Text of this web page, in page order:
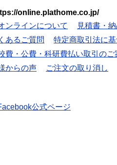
online.plathome.co.jp/
ンラインについて
見積書・
あるご質問
特定商取引法に
費・公費・科研費払い取引のご
からの声 ご注文の取り消し
公式ページ